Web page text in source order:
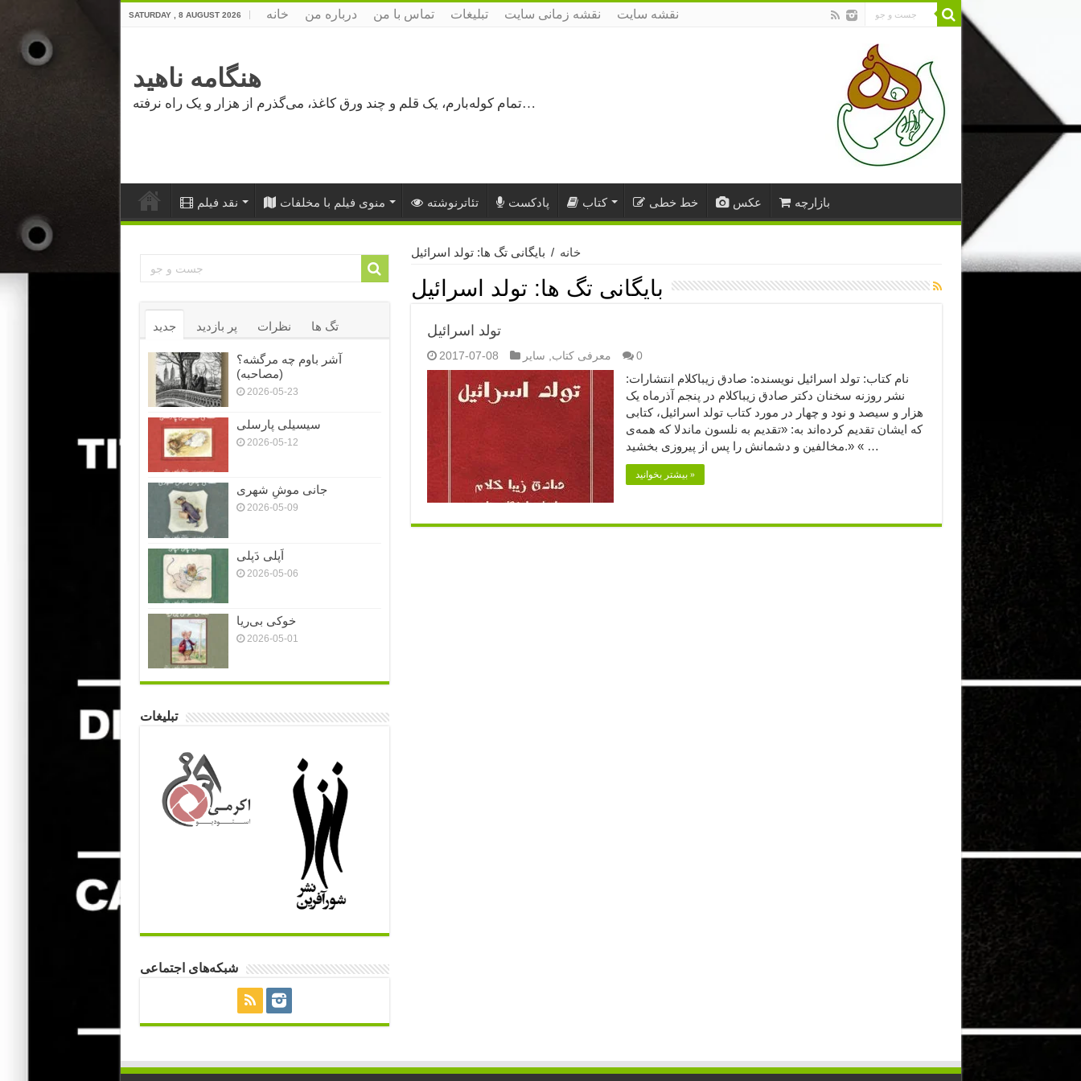
SATURDAY , 8 AUGUST 2026 خانه درباره من تماس با من تبلیغات نقشه زمانی سایت نقشه سایت
هنگامه ناهید
تمام کوله‌بارم، یک قلم و چند ورق کاغذ، می‌گذرم از هزار و یک راه نرفته…
نقد فیلم منوی فیلم با مخلفات تئاترنوشته پادکست کتاب خط خطی عکس بازارچه
خانه / بایگانی تگ ها: تولد اسرائیل
بایگانی تگ ها: تولد اسرائیل
تولد اسرائیل
2017-07-08 معرفی کتاب سایر 0
نام کتاب: تولد اسرائیل نویسنده: صادق زیباکلام انتشارات:
نشر روزنه سخنان دکتر صادق زیباکلام در پنجم آذرماه یک
هزار و سیصد و نود و چهار در مورد کتاب تولد اسرائیل، کتابی
که ایشان تقدیم کرده‌اند به: «تقدیم به نلسون ماندلا که همه‌ی
مخالفین و دشمانش را پس از پیروزی بخشید.» « …
بیشتر بخوانید »
جدید پر بازدید نظرات تگ ها
آشر باوم چه مرگشه؟
(مصاحبه)
2026-05-23
سیسیلی پارسلی
2026-05-12
جانی موشِ شهری
2026-05-09
اَپلی دَپلی
2026-05-06
خوکی بی‌ریا
2026-05-01
تبلیغات
شبکه‌های اجتماعی